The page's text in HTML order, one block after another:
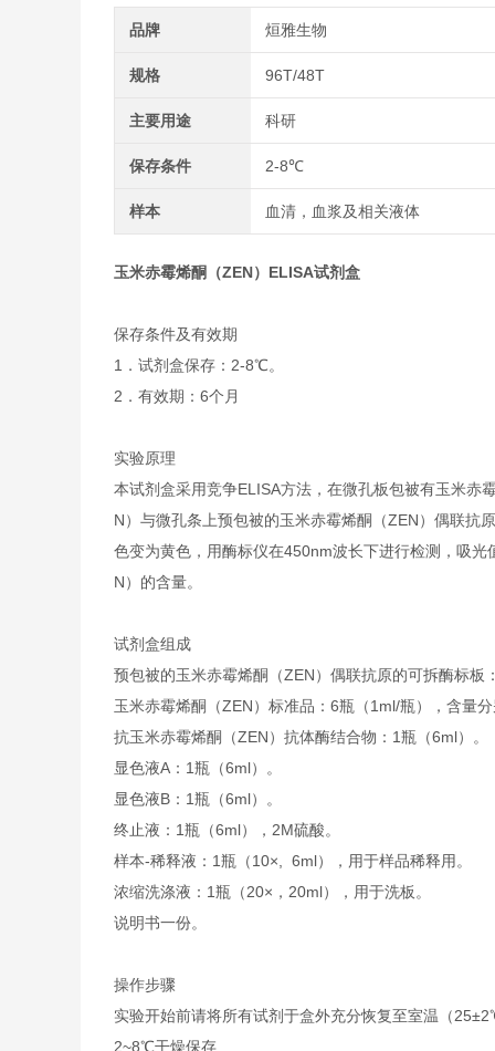
品牌 烜雅生物
规格 96T/48T
主要用途 科研
保存条件 2-8℃
样本 血清，血浆及相关液体
玉米赤霉烯酮（ZEN）ELISA试剂盒
保存条件及有效期
1．试剂盒保存：2-8℃。
2．有效期：6个月
实验原理
本试剂盒采用竞争ELISA方法，在微孔板包被有玉米赤
N）与微孔条上预包被的玉米赤霉烯酮（ZEN）偶联抗
色变为黄色，用酶标仪在450nm波长下进行检测，吸
N）的含量。
试剂盒组成
预包被的玉米赤霉烯酮（ZEN）偶联抗原的可拆酶标板
玉米赤霉烯酮（ZEN）标准品：6瓶（1ml/瓶），含量
抗玉米赤霉烯酮（ZEN）抗体酶结合物：1瓶（6ml）。
显色液A：1瓶（6ml）。
显色液B：1瓶（6ml）。
终止液：1瓶（6ml），2M硫酸。
样本-稀释液：1瓶（10×, 6ml），用于样品稀释用。
浓缩洗涤液：1瓶（20×，20ml），用于洗板。
说明书一份。
操作步骤
实验开始前请将所有试剂于盒外充分恢复至室温（
2~8℃干燥保存